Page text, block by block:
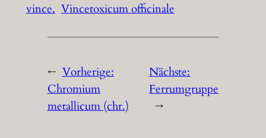
vince. Vincetoxicum officinale
← Vorherige:
Chromium
metallicum (chr.)
Nächste:
Ferrumgruppe
→